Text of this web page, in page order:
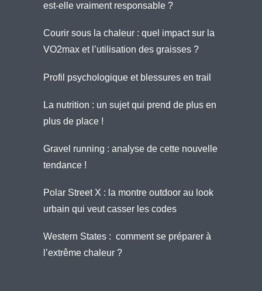
est-elle vraiment responsable ?
Courir sous la chaleur : quel impact sur la
VO2max et l’utilisation des graisses ?
Profil psychologique et blessures en trail
La nutrition : un sujet qui prend de plus en
plus de place !
Gravel running : analyse de cette nouvelle
tendance !
Polar Street X : la montre outdoor au look
urbain qui veut casser les codes
Western States : comment se préparer à
l’extrême chaleur ?